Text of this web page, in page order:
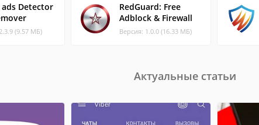
Detector
(9.57 МБ)
RedGuard: Free
Adblock & Firewall
Версия: 1.0.0 (16.33 МБ)
Актуальные статьи